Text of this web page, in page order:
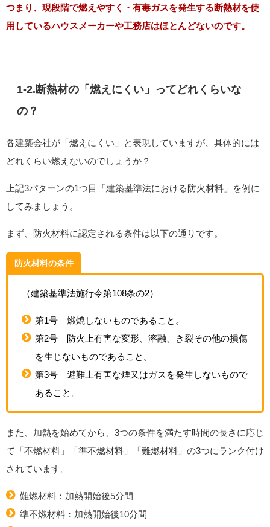
つまり、現段階で燃えやすく・有毒ガスを発生する断熱材を使
用しているハウスメーカーや工務店はほとんどないのです。
1-2.断熱材の「燃えにくい」ってどれくらいな
の？
各建築会社が「燃えにくい」と表現していますが、具体的には
どれくらい燃えないのでしょうか？
上記3パターンの1つ目「建築基準法における防火材料」を例に
してみましょう。
まず、防火材料に認定される条件は以下の通りです。
防火材料の条件
（建築基準法施行令第108条の2）
第1号 燃焼しないものであること。
第2号 防火上有害な変形、溶融、き裂その他の損傷
を生じないものであること。
第3号 避難上有害な煙又はガスを発生しないもので
あること。
また、加熱を始めてから、3つの条件を満たす時間の長さに応じ
て「不燃材料」「準不燃材料」「難燃材料」の3つにランク付け
されています。
難燃材料：加熱開始後5分間
準不燃材料：加熱開始後10分間